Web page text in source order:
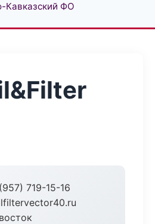
Кавказский ФО
719-15-16